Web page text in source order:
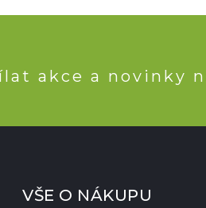
akce a novinky
VŠE O NÁKUPU